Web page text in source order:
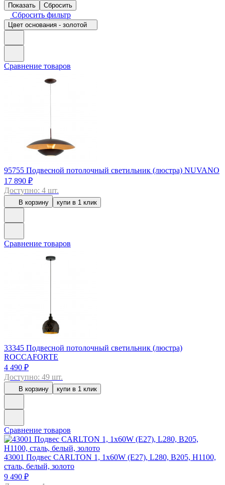
Сбросить фильтр
Цвет основания - золотой
Сравнение товаров
95755 Подвесной потолочный светильник (люстра) NUVANO
17 890 ₽
Доступно: 4 шт.
В корзину купи в 1 клик
Сравнение товаров
33345 Подвесной потолочный светильник (люстра)
ROCCAFORTE
4 490 ₽
Доступно: 49 шт.
В корзину купи в 1 клик
Сравнение товаров
43001 Подвес CARLTON 1, 1x60W (E27), L280, B205, H1100,
сталь, белый, золото
9 490 ₽